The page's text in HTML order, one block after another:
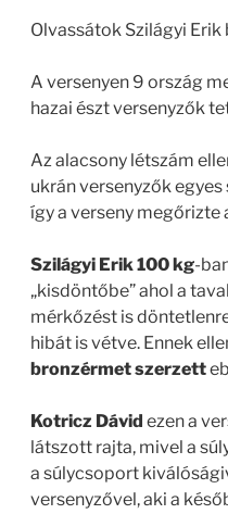
Olvassátok Szilágyi
A versenyen 9 ország
hazai észt versenyzők
Az alacsony létszám
ukrán versenyzők
így a verseny megőrizte
Szilágyi Erik 100 kg-
„kisdöntőbe” ahol a
mérkőzést is
hibát is vétve. Ennek
bronzérmet szerzett
Kotricz Dávid ezen a
látszott rajta, mivel a
a súlycsoport
versenyzővel, aki a